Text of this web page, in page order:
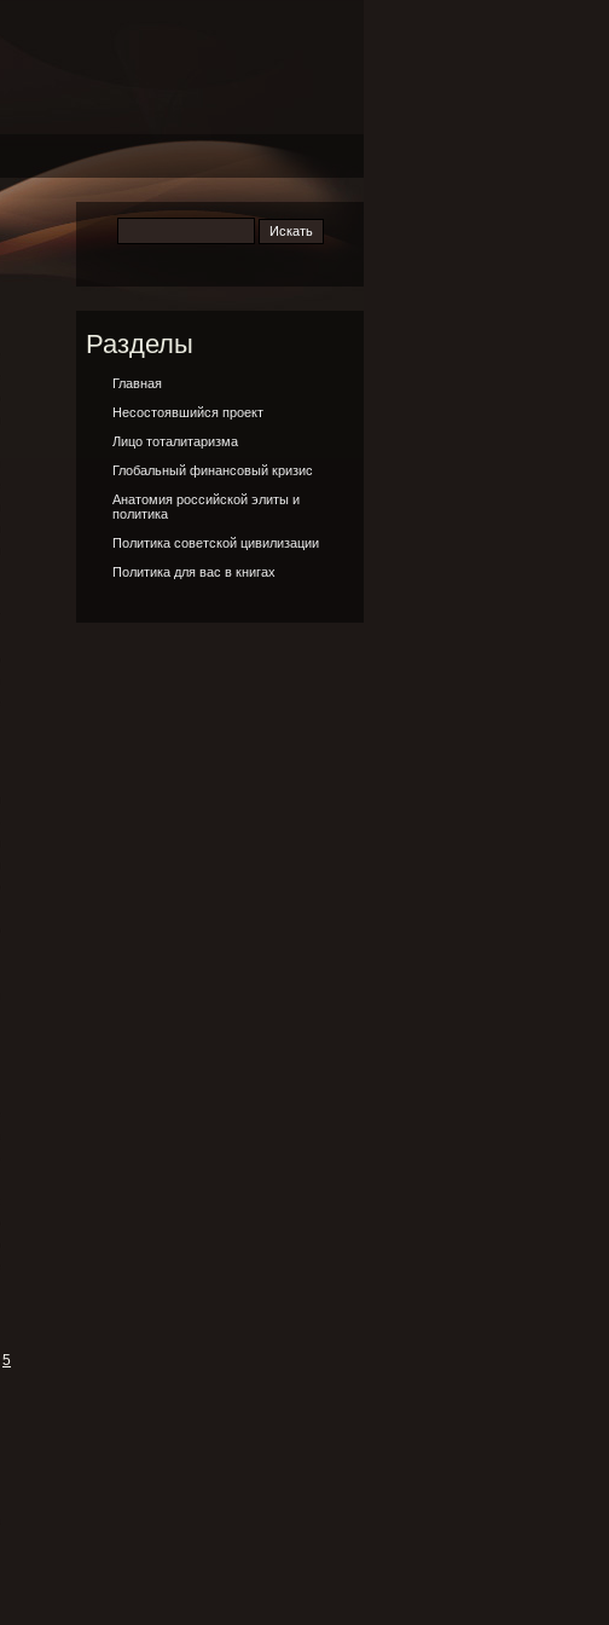
5
Разделы
Главная
Несостоявшийся проект
Лицо тоталитаризма
Глобальный финансовый кризис
Анатомия российской элиты и
политика
Политика советской цивилизации
Политика для вас в книгах